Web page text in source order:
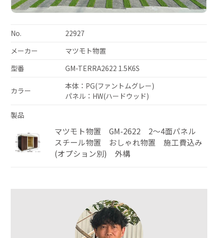
No.
22927
メーカー
マツモト物置
型番
GM-TERRA2622 1.5K6S
カラー
本体：PG(ファントムグレー)
パネル：HW(ハードウッド)
製品
マツモト物置 GM-2622 2～4面パネル
スチール物置 おしゃれ物置 施工費込み
(オプション別) 外構